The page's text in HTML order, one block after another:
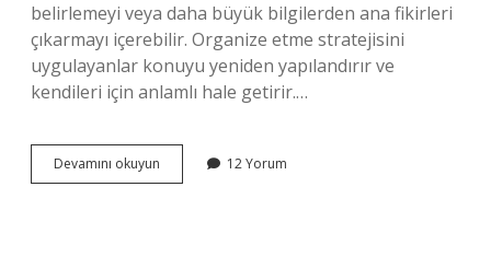
belirlemeyi veya daha büyük bilgilerden ana fikirleri
çıkarmayı içerebilir. Organize etme stratejisini
uygulayanlar konuyu yeniden yapılandırır ve
kendileri için anlamlı hale getirir.…
Devamını okuyun Anlamlandırma
Stratejileri
12 Yorum